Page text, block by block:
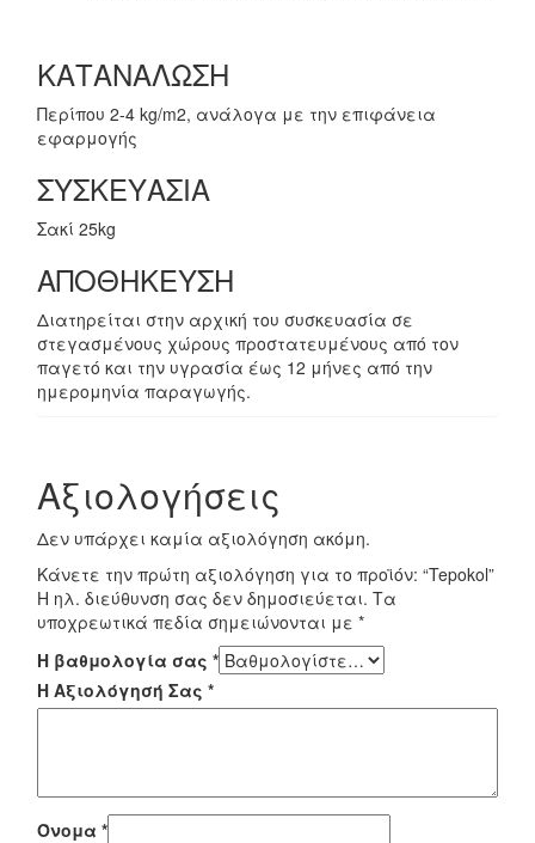
ΚΑΤΑΝΑΛΩΣΗ
Περίπου 2-4 kg/m2, ανάλογα με την επιφάνεια
εφαρμογής
ΣΥΣΚΕΥΑΣΙΑ
Σακί 25kg
ΑΠΟΘΗΚΕΥΣΗ
Διατηρείται στην αρχική του συσκευασία σε
στεγασμένους χώρους προστατευμένους από τον
παγετό και την υγρασία έως 12 μήνες από την
ημερομηνία παραγωγής.
Αξιολογήσεις
Δεν υπάρχει καμία αξιολόγηση ακόμη.
Κάνετε την πρώτη αξιολόγηση για το προϊόν: “Tepokol”
Η ηλ. διεύθυνση σας δεν δημοσιεύεται. Τα
υποχρεωτικά πεδία σημειώνονται με *
Η βαθμολογία σας *
Η Αξιολόγησή Σας *
Όνομα *